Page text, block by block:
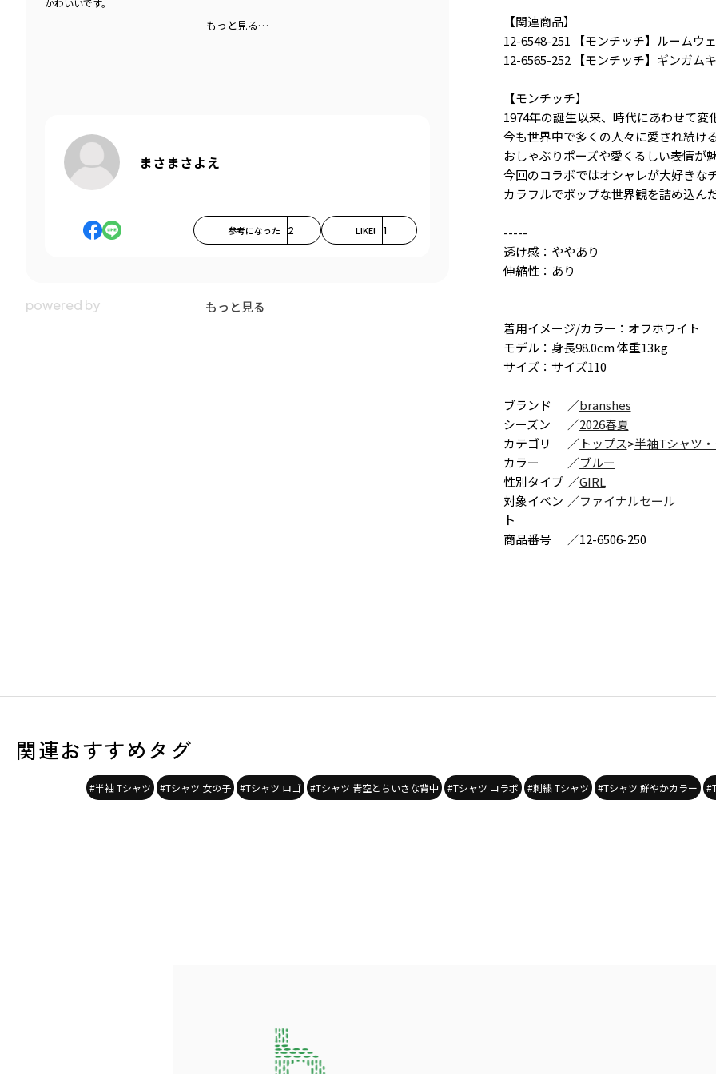
かわいいです。
もっと見る…
まさまさよえ
参考になった 2 LIKE! 1
もっと見る
【関連商品】
12-6548-251 【モンチッチ】ルームウ
12-6565-252 【モンチッチ】ギンガム
【モンチッチ】
1974年の誕生以来、時代にあわせて変
今も世界中で多くの人々に愛され続け
おしゃぶりポーズや愛くるしい表情が
今回のコラボではオシャレが大好きな
カラフルでポップな世界観を詰め込ん
-----
透け感：ややあり
伸縮性：あり
着用イメージ/カラー：オフホワイト
モデル：身長98.0cm 体重13kg
サイズ：サイズ110
ブランド ／branshes
シーズン
／2026春夏
カテゴリ
／トップス>半袖Tシャツ
カラー
／ブルー
性別タイプ ／GIRL
対象イベン
ト
／ファイナルセール
商品番号 ／12-6506-250
関連おすすめタグ
#半袖 Tシャツ #Tシャツ 女の子 #Tシャツ ロゴ #Tシャツ 青空とちいさな背中 #Tシャツ コラボ #刺繍 Tシャツ #Tシャツ 鮮やかカラー